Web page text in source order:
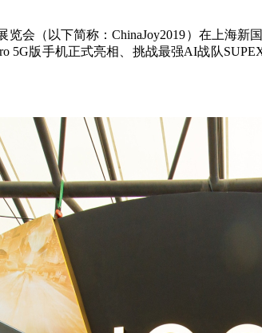
会（以下简称：ChinaJoy2019）在上海
5G版手机正式亮相、挑战最强AI战队